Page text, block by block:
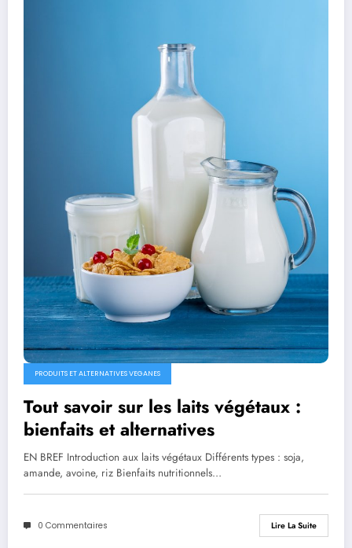
PRODUITS ET ALTERNATIVES VEGANES
Tout savoir sur les laits végétaux :
bienfaits et alternatives
EN BREF Introduction aux laits végétaux Différents types : soja,
amande, avoine, riz Bienfaits nutritionnels…
0 Commentaires Lire La Suite